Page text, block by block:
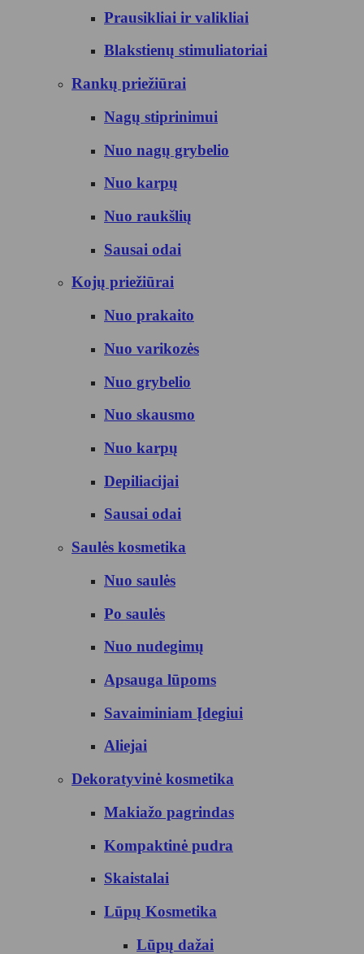
Prausikliai ir valikliai
Blakstienų stimuliatoriai
Rankų priežiūrai
Nagų stiprinimui
Nuo nagų grybelio
Nuo karpų
Nuo raukšlių
Sausai odai
Kojų priežiūrai
Nuo prakaito
Nuo varikozės
Nuo grybelio
Nuo skausmo
Nuo karpų
Depiliacijai
Sausai odai
Saulės kosmetika
Nuo saulės
Po saulės
Nuo nudegimų
Apsauga lūpoms
Savaiminiam Įdegiui
Aliejai
Dekoratyvinė kosmetika
Makiažo pagrindas
Kompaktinė pudra
Skaistalai
Lūpų Kosmetika
Lūpų dažai